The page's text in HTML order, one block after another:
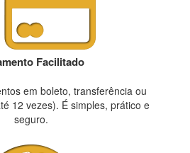
Facilitado
em boleto, transferência ou
12 vezes). É simples, prático e
seguro.